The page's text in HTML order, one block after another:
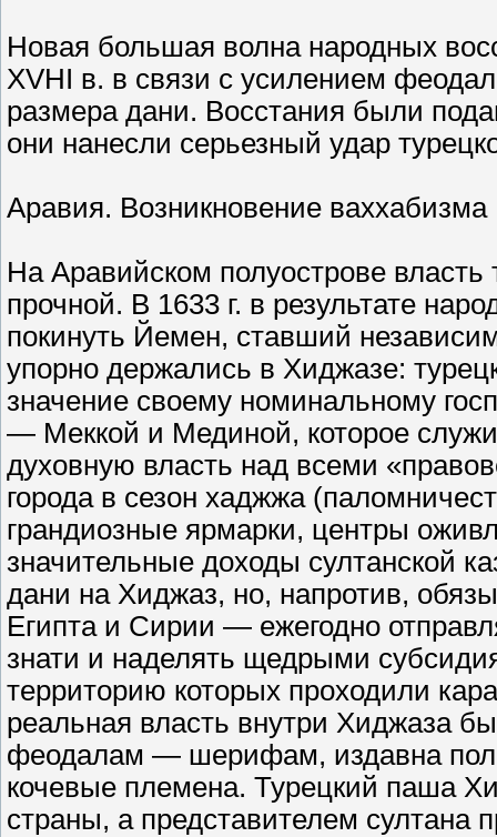
Новая большая волна народных
XVHI в. в связи с усилением
размера дани. Восстания были
они нанесли серьезный удар
Аравия. Возникновение ваххабизма
На Аравийском полуострове власть
прочной. В 1633 г. в результате
покинуть Йемен, ставший
упорно держались в Хиджазе:
значение своему номинальному
— Меккой и Мединой, которое
духовную власть над всеми
города в сезон хаджжа
грандиозные ярмарки, центры
значительные доходы султанской
дани на Хиджаз, но, напротив,
Египта и Сирии — ежегодно
знати и наделять щедрыми
территорию которых проходили
реальная власть внутри Хиджаза
феодалам — шерифам, издавна
кочевые племена. Турецкий паша
страны, а представителем султана